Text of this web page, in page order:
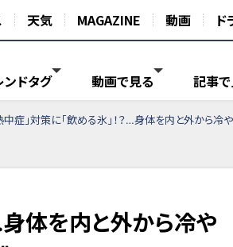
天気 MAGAZINE 動画 ド
ンドタグ 動画で見る 記事で
中症」対策に「飲める氷」！？…身体を内と外から
…身体を内と外から冷や